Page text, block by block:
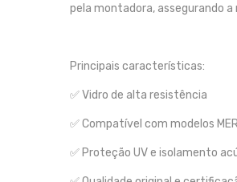
pela montadora, assegurando
Principais características:
✅ Vidro de alta resistência
✅ Compatível com modelos
✅ Proteção UV e isolamento